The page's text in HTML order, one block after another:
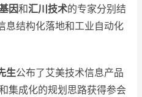
因和汇川技术的专家分别结
息结构化落地和工业自动化
生公布了艾美技术信息产品
集成化的规划思路获得参会